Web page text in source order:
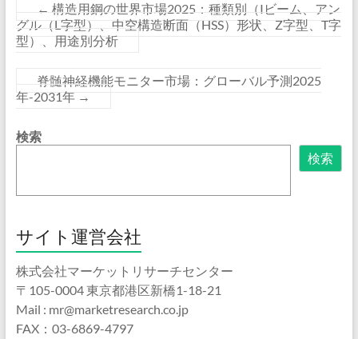
← 構造用鋼の世界市場2025：種類別（Iビーム、アン
グル（L字型）、中空構造断面（HSS）形状、Z字型、T字
型）、用途別分析
脊髄神経機能モニター市場：グローバル予測2025
年-2031年 →
検索
検索
サイト運営会社
株式会社マーケットリサーチセンター
〒105-0004 東京都港区新橋1-18-21
Mail : mr@marketresearch.co.jp
FAX：03-6869-4797